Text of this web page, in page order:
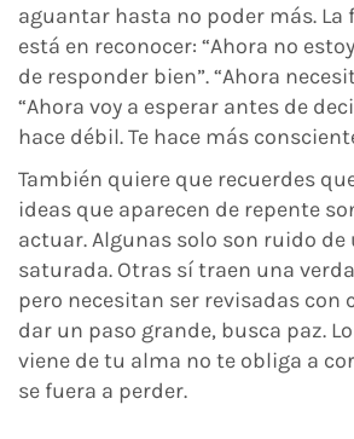
aguantar hasta no poder más.
está en reconocer: “Ahora no
de responder bien”. “Ahora
“Ahora voy a esperar antes de
hace débil. Te hace más
También quiere que recuerdes
ideas que aparecen de repente
actuar. Algunas solo son ruido
saturada. Otras sí traen una
pero necesitan ser revisadas con
dar un paso grande, busca paz.
viene de tu alma no te obliga a
se fuera a perder.